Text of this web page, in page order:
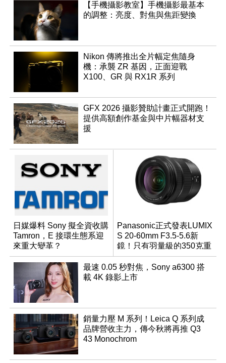
【手機攝影教室】手機攝影最基本
的調整：亮度、對焦與焦距變換
Nikon 傳將推出全片幅定焦隨身
機：承襲 ZR 基因，正面迎戰
X100、GR 與 RX1R 系列
GFX 2026 攝影贊助計畫正式開跑！
提供高額創作基金與中片幅器材支
援
日媒爆料 Sony 擬全資收購
Tamron，E 接環生態系迎
來重大變革？
Panasonic正式發表LUMIX
S 20-60mm F3.5-5.6新
鏡！只有羽量級的350克重
最速 0.05 秒對焦，Sony a6300 搭
載 4K 錄影上市
銷量力壓 M 系列！Leica Q 系列成
品牌營收主力，傳今秋將再推 Q3
43 Monochrom